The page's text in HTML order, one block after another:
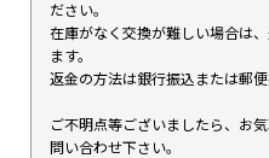
ださい。
在庫がなく交換が難しい場合は
ます。
返金の方法は銀行振込または郵
ご不明点等ございましたら、お
問い合わせ下さい。